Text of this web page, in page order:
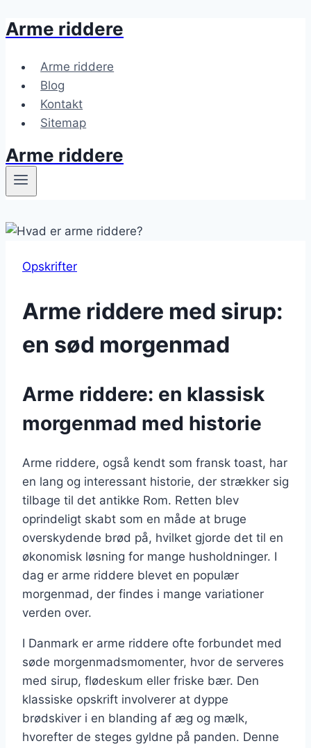
Fortsæt
indhold
Arme riddere
Arme riddere
Blog
Kontakt
Sitemap
Arme riddere
Opskrifter
Arme riddere med sirup:
en sød morgenmad
Arme riddere: en klassisk
morgenmad med historie
Arme riddere, også kendt som fransk toast, har
en lang og interessant historie, der strækker sig
tilbage til det antikke Rom. Retten blev
oprindeligt skabt som en måde at bruge
overskydende brød på, hvilket gjorde det til en
økonomisk løsning for mange husholdninger. I
dag er arme riddere blevet en populær
morgenmad, der findes i mange variationer
verden over.
I Danmark er arme riddere ofte forbundet med
søde morgenmadsmomenter, hvor de serveres
med sirup, flødeskum eller friske bær. Den
klassiske opskrift involverer at dyppe
brødskiver i en blanding af æg og mælk,
hvorefter de steges gyldne på panden. Denne